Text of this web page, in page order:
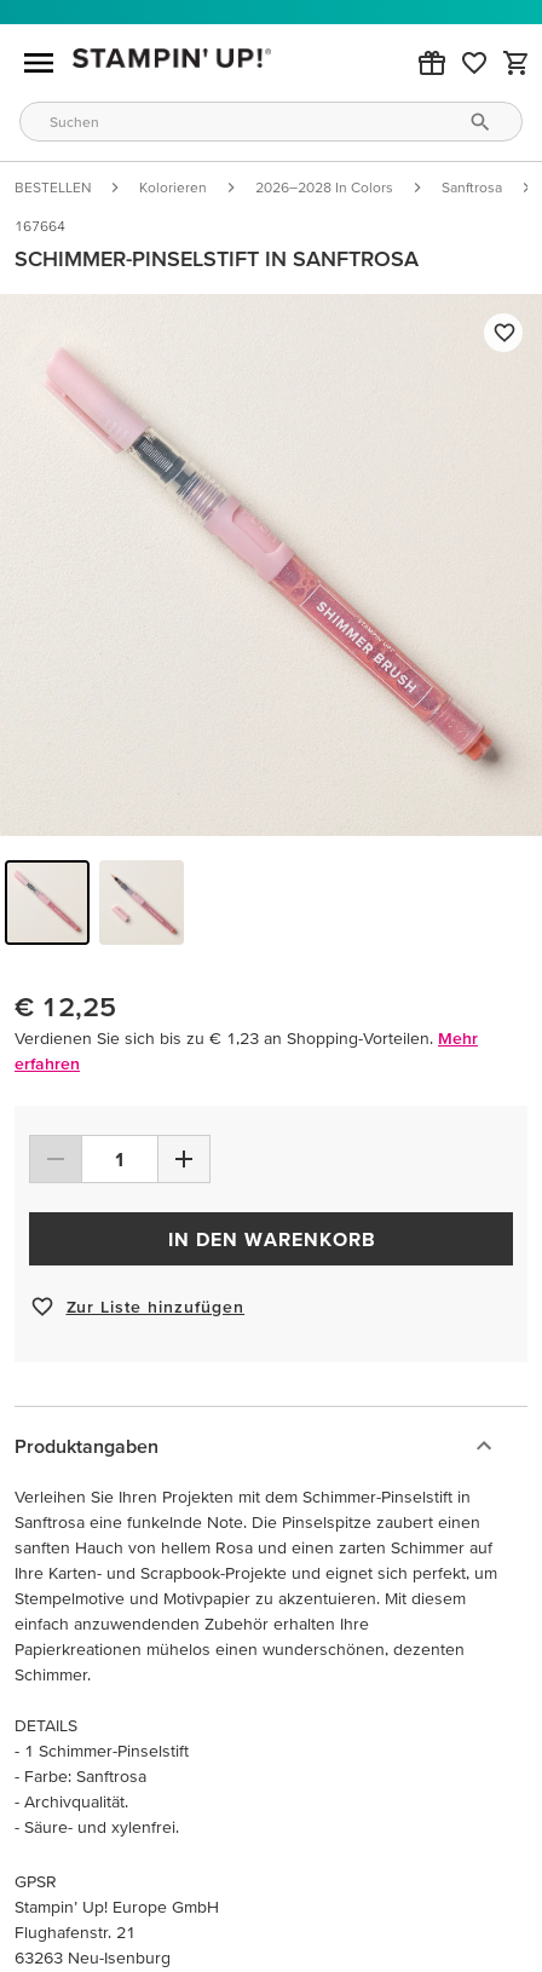
BESTELLEN Kolorieren 2026–2028 In Colors Sanftrosa
167664
SCHIMMER-PINSELSTIFT IN SANFTROSA
€ 12,25
Verdienen Sie sich bis zu € 1,23 an Shopping-Vorteilen. Mehr
erfahren
IN DEN WARENKORB
Zur Liste hinzufügen
Produktangaben
Verleihen Sie Ihren Projekten mit dem Schimmer-Pinselstift in
Sanftrosa eine funkelnde Note. Die Pinselspitze zaubert einen
sanften Hauch von hellem Rosa und einen zarten Schimmer auf
Ihre Karten- und Scrapbook-Projekte und eignet sich perfekt, um
Stempelmotive und Motivpapier zu akzentuieren. Mit diesem
einfach anzuwendenden Zubehör erhalten Ihre
Papierkreationen mühelos einen wunderschönen, dezenten
Schimmer.
DETAILS
- 1 Schimmer-Pinselstift
- Farbe: Sanftrosa
- Archivqualität.
- Säure- und xylenfrei.
GPSR
Stampin’ Up! Europe GmbH
Flughafenstr. 21
63263 Neu-Isenburg